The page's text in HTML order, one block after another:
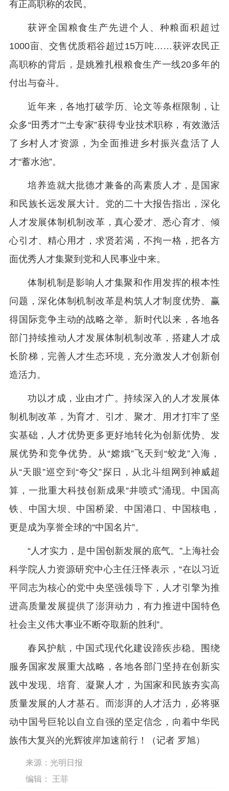
有正高职称的农民。
获评全国粮食生产先进个人、种粮面积超过
1000亩、交售优质稻谷超过15万吨……获评农民正
高职称的背后，是姚雅扎根粮食生产一线20多年的
付出与奋斗。
近年来，各地打破学历、论文等条框限制，让
众多“田秀才”“土专家”获得专业技术职称，有效激活
了乡村人才资源，为全面推进乡村振兴盘活了人
才“蓄水池”。
培养造就大批德才兼备的高素质人才，是国家
和民族长远发展大计。党的二十大报告指出，深化
人才发展体制机制改革，真心爱才、悉心育才、倾
心引才、精心用才，求贤若渴，不拘一格，把各方
面优秀人才集聚到党和人民事业中来。
体制机制是影响人才集聚和作用发挥的根本性
问题，深化体制机制改革是构筑人才制度优势、赢
得国际竞争主动的战略之举。新时代以来，各地各
部门持续推动人才发展体制机制改革，搭建人才成
长阶梯，完善人才生态环境，充分激发人才创新创
造活力。
功以才成，业由才广。持续深入的人才发展体
制机制改革，为育才、引才、聚才、用才打牢了坚
实基础，人才优势更多更好地转化为创新优势、发
展优势和竞争优势。从“嫦娥”飞天到“蛟龙”入海，
从“天眼”巡空到“夸父”探日，从北斗组网到神威超
算，一批重大科技创新成果“井喷式”涌现。中国高
铁、中国大坝、中国桥梁、中国港口、中国核电，
更是成为享誉全球的“中国名片”。
“人才实力，是中国创新发展的底气。”上海社会
科学院人力资源研究中心主任汪怿表示，“在以习近
平同志为核心的党中央坚强领导下，人才引擎为推
进高质量发展提供了澎湃动力，有力推进中国特色
社会主义伟大事业不断夺取新的胜利”。
春风护航，中国式现代化建设蹄疾步稳。围绕
服务国家发展重大战略，各地各部门坚持在创新实
践中发现、培育、凝聚人才，为国家和民族夯实高
质量发展的人才基石。而澎湃的人才活力，必将驱
动中国号巨轮以自立自强的坚定信念，向着中华民
族伟大复兴的光辉彼岸加速前行！（记者 罗旭）
来源：光明日报
编辑： 王菲